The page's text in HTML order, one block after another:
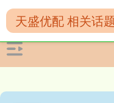
天盛优配 相关话